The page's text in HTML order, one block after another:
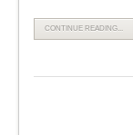
CONTINUE READING...